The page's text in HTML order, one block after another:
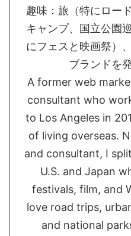
趣味：旅（特にロー
キャンプ、国立公園
にフェスと映画祭）
ブランドを
A former web
consultant who
to Los Angeles in
of living overseas.
and consultant, I
U.S. and Japan
festivals, film, and
love road trips,
and national